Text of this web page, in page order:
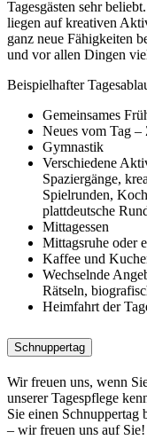
Tagesgästen sehr
liegen auf kreativen
ganz neue Fähigkeiten
und vor allen Dingen
Beispielhafter
Gemeinsames
Neues vom Tag –
Gymnastik
Verschiedene
Spaziergänge,
Spielrunden,
plattdeutsche
Mittagessen
Mittagsruhe oder
Kaffee und
Wechselnde
Rätseln,
Heimfahrt der
Schnuppertag
Wir freuen uns, wenn
unserer Tagespflege
Sie einen Schnuppertag
– wir freuen uns auf Sie!